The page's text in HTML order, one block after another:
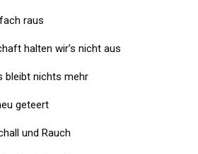
raus
halten wir’s nicht aus
bleibt nichts mehr
geteert
und Rauch